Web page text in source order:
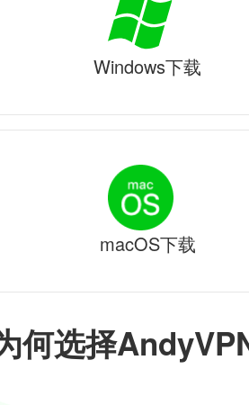
何选择
Windows下载
macOS下载